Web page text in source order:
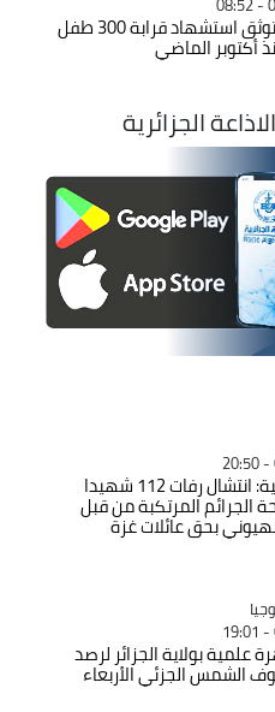
اليونيسف توثق استشهاد قرابة 300 طفل
الماضي
الجزائرية
العفو الدولية: انتشال رفات 112 شهيدا
المرتكبة من قبل
بحق عائلات غزة
علمية بولاية الجزائر لرصد
الجزئي الأربعاء